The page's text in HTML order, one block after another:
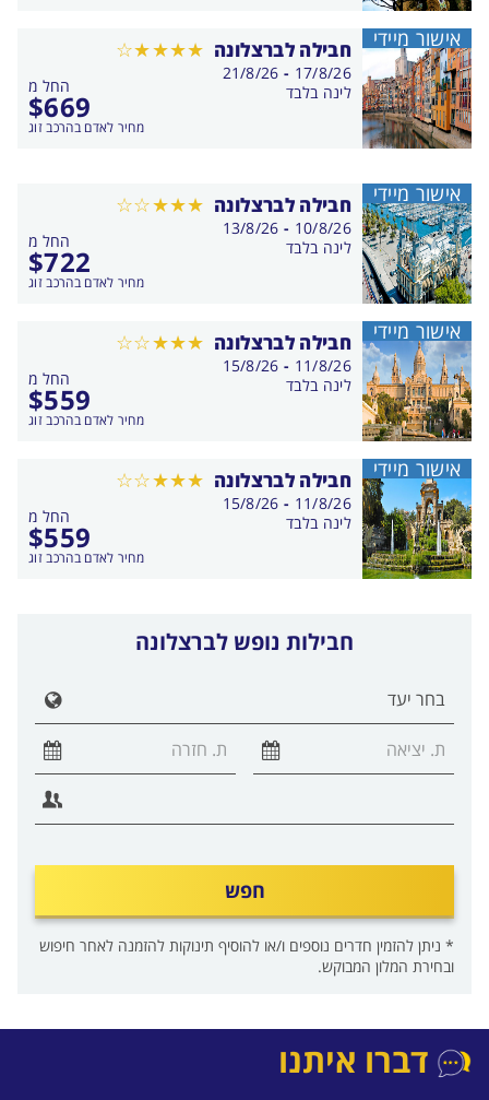
חבילה לברצלונה
החל מ
$669
מחיר לאדם בהרכב זוג
בין
התאריכים,
17/8/26
-
21/8/26
לינה בלבד
אישור מיידי
חבילה לברצלונה
החל מ
$722
מחיר לאדם בהרכב זוג
בין
התאריכים,
10/8/26
-
13/8/26
לינה בלבד
אישור מיידי
חבילה לברצלונה
החל מ
$559
מחיר לאדם בהרכב זוג
בין
התאריכים,
11/8/26
-
15/8/26
לינה בלבד
אישור מיידי
חבילה לברצלונה
החל מ
$559
מחיר לאדם בהרכב זוג
בין
התאריכים,
11/8/26
-
15/8/26
לינה בלבד
אישור מיידי
חבילות נופש לברצלונה
הצג
חפש
* ניתן להזמין חדרים נוספים ו/או להוסיף תינוקות להזמנה לאחר חיפוש
ובחירת המלון המבוקש.
דברו איתנו